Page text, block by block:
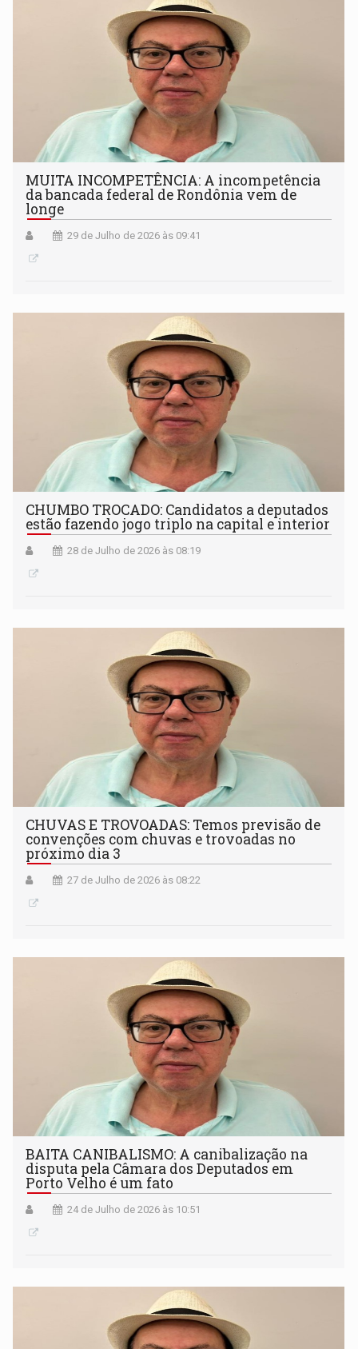
MUITA INCOMPETÊNCIA: A incompetência
da bancada federal de Rondônia vem de
longe
29 de Julho de 2026 às 09:41
CHUMBO TROCADO: Candidatos a deputados
estão fazendo jogo triplo na capital e interior
28 de Julho de 2026 às 08:19
CHUVAS E TROVOADAS: Temos previsão de
convenções com chuvas e trovoadas no
próximo dia 3
27 de Julho de 2026 às 08:22
BAITA CANIBALISMO: A canibalização na
disputa pela Câmara dos Deputados em
Porto Velho é um fato
24 de Julho de 2026 às 10:51